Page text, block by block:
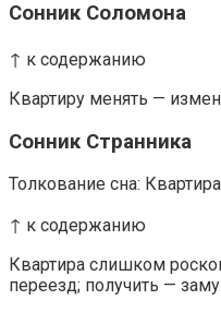
Сонник Соломона
↑ к содержанию
Квартиру менять —
Сонник Странника
Толкование сна:
↑ к содержанию
Квартира слишком
переезд; получить —